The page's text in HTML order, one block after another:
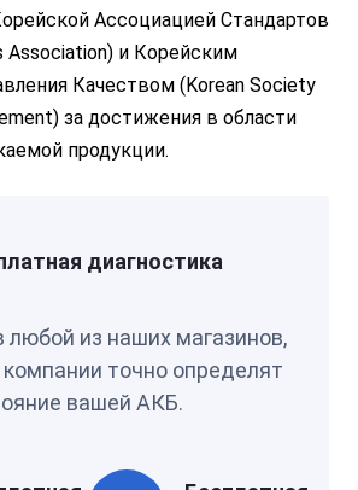
Ассоциацией Стандартов
Association) и Корейским
Качеством (Korean Society
за достижения в области
продукции.
диагностика
любой из наших магазинов,
точно определят
вашей АКБ.